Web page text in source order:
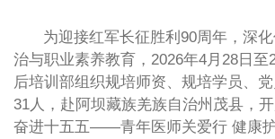
为迎接红军长征胜利90周年，深
治与职业素养教育，2026年4月28日至
后培训部组织规培师资、规培学员、
31人，赴阿坝藏族羌族自治州茂县，
奋进十五五——青年医师关爱行 健康